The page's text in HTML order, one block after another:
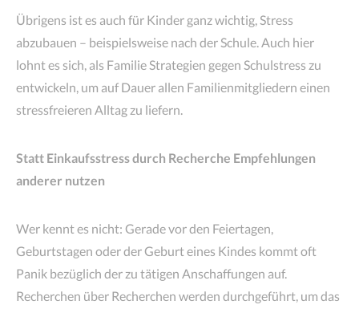
Übrigens ist es auch für Kinder ganz wichtig, Stress
abzubauen – beispielsweise nach der Schule. Auch hier
lohnt es sich, als Familie Strategien gegen Schulstress zu
entwickeln, um auf Dauer allen Familienmitgliedern einen
stressfreieren Alltag zu liefern.
Statt Einkaufsstress durch Recherche Empfehlungen
anderer nutzen
Wer kennt es nicht: Gerade vor den Feiertagen,
Geburtstagen oder der Geburt eines Kindes kommt oft
Panik bezüglich der zu tätigen Anschaffungen auf.
Recherchen über Recherchen werden durchgeführt, um das